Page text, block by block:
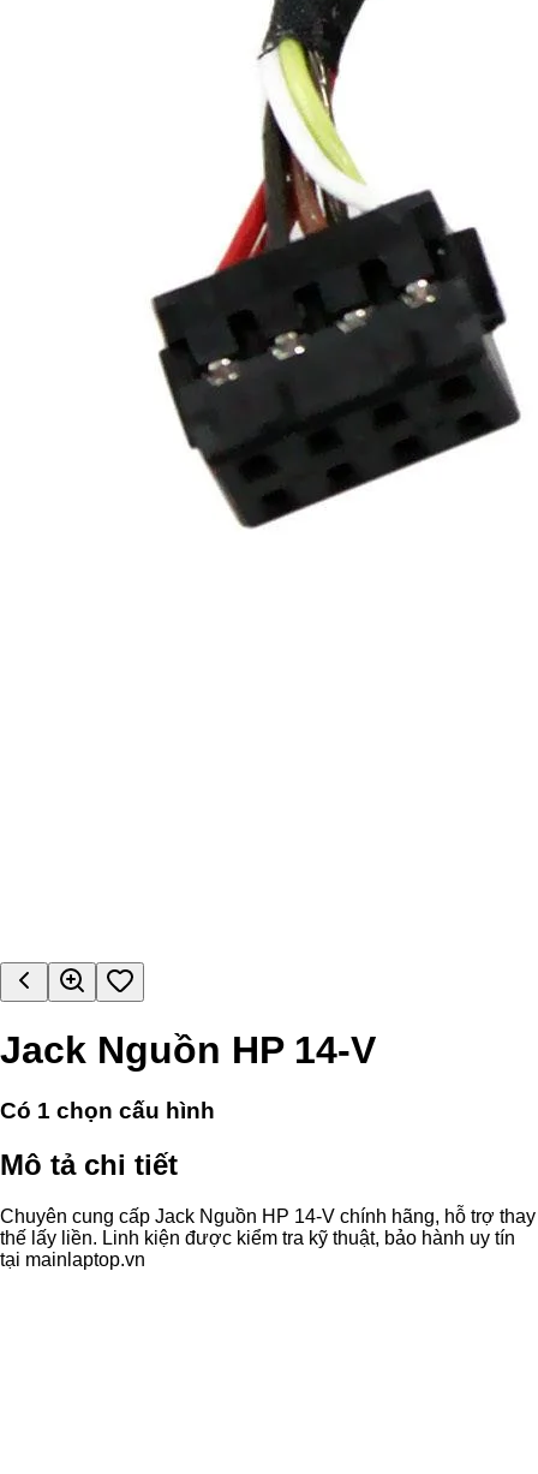
Jack Nguồn HP 14-V
Có 1 chọn cấu hình
Mô tả chi tiết
Chuyên cung cấp Jack Nguồn HP 14-V chính hãng, hỗ trợ thay
thế lấy liền. Linh kiện được kiểm tra kỹ thuật, bảo hành uy tín
tại mainlaptop.vn